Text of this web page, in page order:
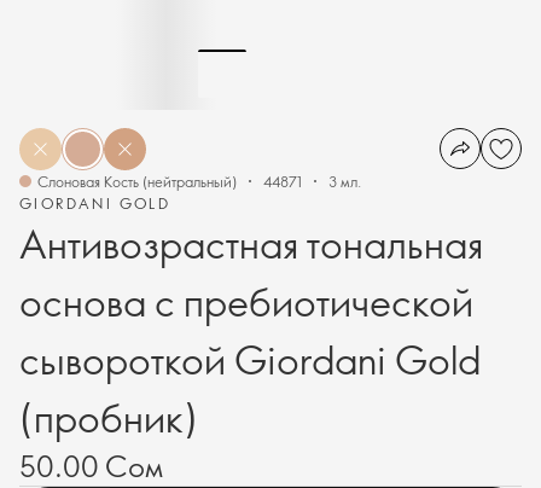
GIORDANI GOLD
Антивозрастная тональная
основа с пребиотической
сывороткой Giordani Gold
(пробник)
Слоновая Кость (нейтральный) 44871 3 мл.
50.00 Сом